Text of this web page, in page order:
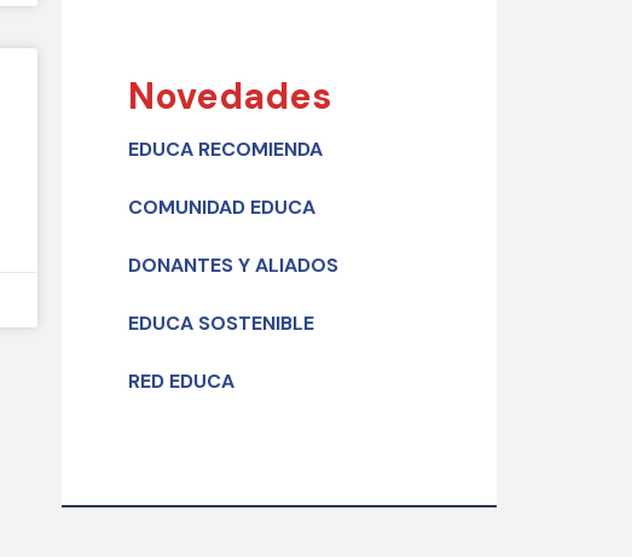
Novedades
EDUCA RECOMIENDA
COMUNIDAD EDUCA
DONANTES Y ALIADOS
EDUCA SOSTENIBLE
RED EDUCA